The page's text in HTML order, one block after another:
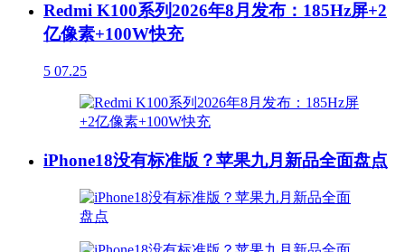
Redmi K100系列2026年8月发布：185Hz屏+2
亿像素+100W快充
5 07.25
iPhone18没有标准版？苹果九月新品全面盘点